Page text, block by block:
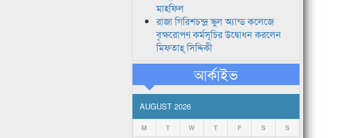
মাহফিল
রাজা গিরিশচন্দ্র স্কুল অ্যান্ড কলেজে
বৃক্ষরোপণ কর্মসূচির উদ্বোধন করলেন
মিফতাহ্ সিদ্দিকী
আর্কাইভ
AUGUST 2026
M T W T F S S